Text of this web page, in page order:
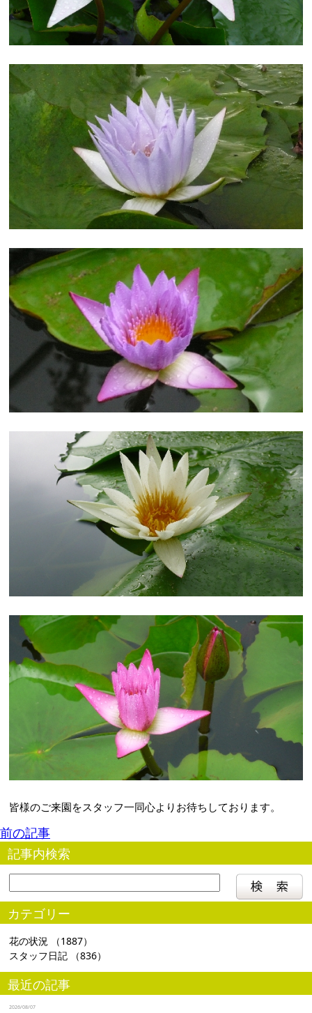
皆様のご来園をスタッフ一同心よりお待ちしております。
前の記事
記事内検索
カテゴリー
花の状況
（1887）
スタッフ日記 （836）
最近の記事
2026/08/07